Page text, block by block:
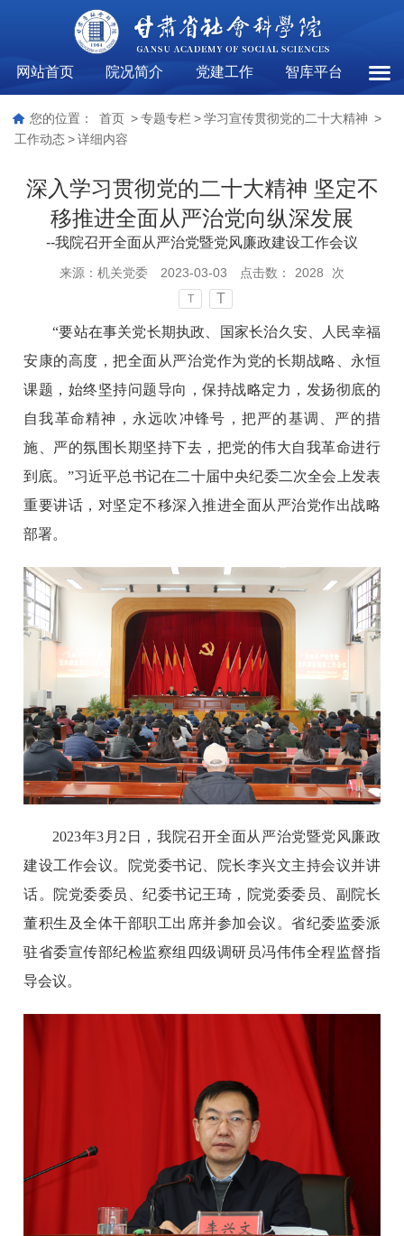
网站首页 院况简介 党建工作 智库平台
工作
您的位置： 首页 > 专题专栏 > 学习宣传贯彻党的二十大精神 >
工作动态 > 详细内容
深入学习贯彻党的二十大精神 坚定不
移推进全面从严治党向纵深发展
--我院召开全面从严治党暨党风廉政建设工作会议
来源： 机关党委 2023-03-03 点击数： 2028 次
T T
“要站在事关党长期执政、国家长治久安、人民幸福
安康的高度，把全面从严治党作为党的长期战略、永恒
课题，始终坚持问题导向，保持战略定力，发扬彻底的
自我革命精神，永远吹冲锋号，把严的基调、严的措
施、严的氛围长期坚持下去，把党的伟大自我革命进行
到底。”习近平总书记在二十届中央纪委二次全会上发表
重要讲话，对坚定不移深入推进全面从严治党作出战略
部署。
2023年3月2日，我院召开全面从严治党暨党风廉政
建设工作会议。院党委书记、院长李兴文主持会议并讲
话。院党委委员、纪委书记王琦，院党委委员、副院长
董积生及全体干部职工出席并参加会议。省纪委监委派
驻省委宣传部纪检监察组四级调研员冯伟伟全程监督指
导会议。